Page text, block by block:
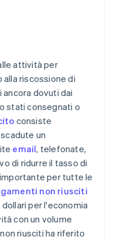
di crescita
attività per
alla riscossione di
dovuti dai
stati consegnati o
consiste
scadute un
email, telefonate,
di ridurre il tasso di
per tutte le
non riusciti
dollari per l'economia
con un volume
riusciti ha riferito